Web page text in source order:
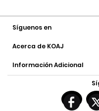
Síguenos en
Acerca de KOAJ
Información Adicional